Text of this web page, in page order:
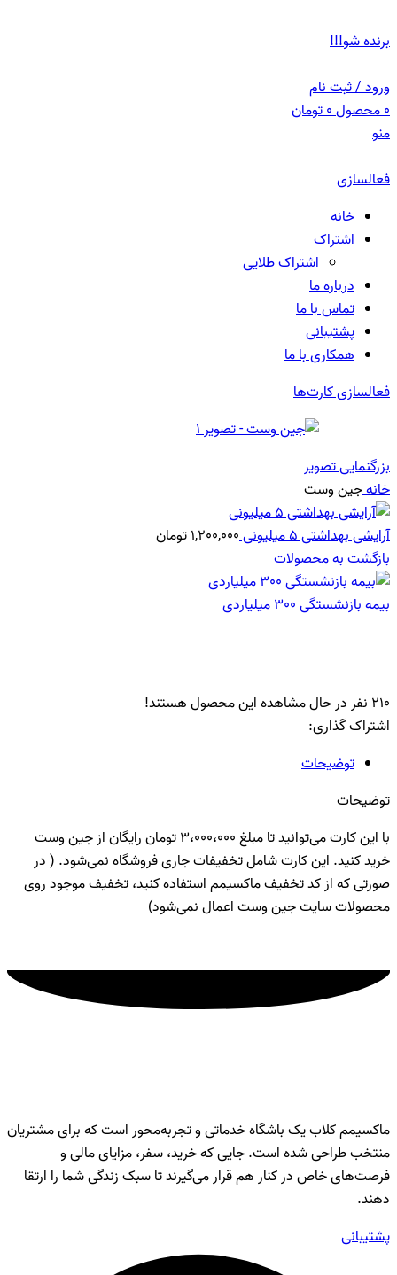
برنده شو!!!
ورود / ثبت نام
0محصول0تومان
منو
فعالسازی
خانه
اشتراک
اشتراک طلایی
درباره ما
تماس با ما
پشتیبانی
همکاری با ما
فعالسازی کارت‌ها
بزرگنمایی تصویر
خانهجین وست
آرایشی بهداشتی 5 میلیونی
1,200,000تومان
بازگشت به محصولات
بیمه بازنشستگی 300 میلیاردی
210 نفر در حال مشاهده این محصول هستند!
اشتراک گذاری:
توضیحات
توضیحات
با این کارت می‌توانید تا مبلغ 3،000،000 تومان رایگان از جین وست
خرید کنید. این کارت شامل تخفیفات جاری فروشگاه نمی‌شود. ( در
صورتی که از کد تخفیف ماکسیمم استفاده کنید، تخفیف موجود روی
محصولات سایت جین وست اعمال نمی‌شود)
ماکسیمم کلاب یک باشگاه خدماتی و تجربه‌محور است که برای مشتریان
منتخب طراحی شده است. جایی که خرید، سفر، مزایای مالی و
فرصت‌های خاص در کنار هم قرار می‌گیرند تا سبک زندگی شما را ارتقا
دهند.
پشتیبانی